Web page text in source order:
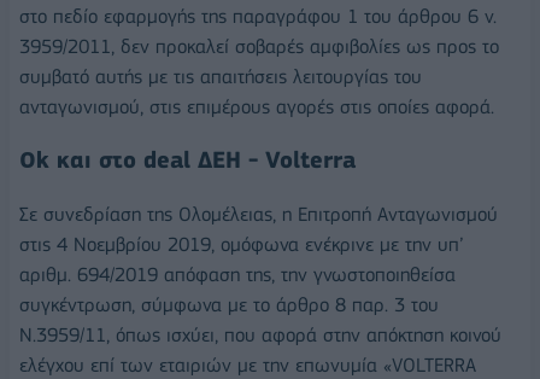
στο πεδίο εφαρμογής της παραγράφου 1 του άρθρου 6 ν.
3959/2011, δεν προκαλεί σοβαρές αμφιβολίες ως προς το
συμβατό αυτής με τις απαιτήσεις λειτουργίας του
ανταγωνισμού, στις επιμέρους αγορές στις οποίες αφορά.
Ok και στο deal ΔΕΗ - Volterra
Σε συνεδρίαση της Ολομέλειας, η Επιτροπή Ανταγωνισμού
στις 4 Νοεμβρίου 2019, ομόφωνα ενέκρινε με την υπ’
αριθμ. 694/2019 απόφαση της, την γνωστοποιηθείσα
συγκέντρωση, σύμφωνα με το άρθρο 8 παρ. 3 του
Ν.3959/11, όπως ισχύει, που αφορά στην απόκτηση κοινού
ελέγχου επί των εταιριών με την επωνυμία «VOLTERRA